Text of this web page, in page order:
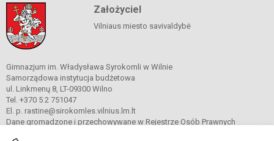
Założyciel
Vilniaus miesto savivaldybė
Gimnazjum im. Władysława Syrokomli w Wilnie
Samorządowa instytucja budżetowa
ul. Linkmenų 8, LT-09300 Wilno
Tel. +370 5 2 751047
El. p. rastine@sirokomles.vilnius.lm.lt
Dane gromadzone i przechowywane w Rejestrze Osób Prawnych